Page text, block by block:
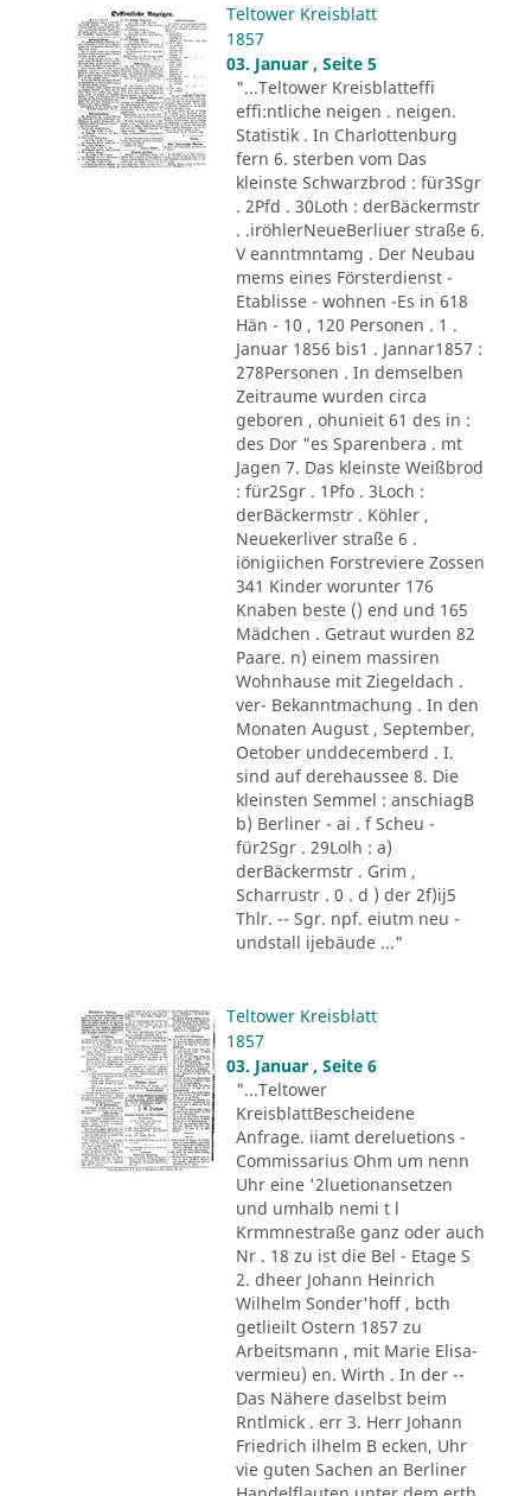
Teltower Kreisblatt
1857
03. Januar , Seite 5
"...Teltower Kreisblatteffi
effi:ntliche neigen . neigen.
Statistik . In Charlottenburg
fern 6. sterben vom Das
kleinste Schwarzbrod : für3Sgr
. 2Pfd . 30Loth : derBäckermstr
. .iröhlerNeueBerliuer straße 6.
V eanntmntamg . Der Neubau
mems eines Försterdienst -
Etablisse - wohnen -Es in 618
Hän - 10 , 120 Personen . 1 .
Januar 1856 bis1 . Jannar1857 :
278Personen . In demselben
Zeitraume wurden circa
geboren , ohunieit 61 des in :
des Dor "es Sparenbera . mt
Jagen 7. Das kleinste Weißbrod
: für2Sgr . 1Pfo . 3Loch :
derBäckermstr . Köhler ,
Neuekerliver straße 6 .
iönigiichen Forstreviere Zossen
341 Kinder worunter 176
Knaben beste () end und 165
Mädchen . Getraut wurden 82
Paare. n) einem massiren
Wohnhause mit Ziegeldach .
ver- Bekanntmachung . In den
Monaten August , September,
Oetober unddecemberd . I.
sind auf derehaussee 8. Die
kleinsten Semmel : anschiagB
b) Berliner - ai . f Scheu -
für2Sgr . 29Lolh : a)
derBäckermstr . Grim ,
Scharrustr . 0 . d ) der 2f)ij5
Thlr. -- Sgr. npf. eiutm neu -
undstall ijebäude ..."
Teltower Kreisblatt
1857
03. Januar , Seite 6
"...Teltower
KreisblattBescheidene
Anfrage. iiamt dereluetions -
Commissarius Ohm um nenn
Uhr eine '2luetionansetzen
und umhalb nemi t l
Krmmnestraße ganz oder auch
Nr . 18 zu ist die Bel - Etage S
2. dheer Johann Heinrich
Wilhelm Sonder'hoff , bcth
getlieilt Ostern 1857 zu
Arbeitsmann , mit Marie Elisa-
vermieu) en. Wirth . In der --
Das Nähere daselbst beim
Rntlmick . err 3. Herr Johann
Friedrich ilhelm B ecken, Uhr
vie guten Sachen an Berliner